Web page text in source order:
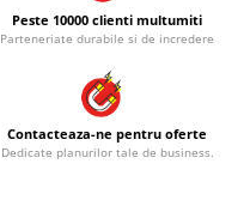
Peste 10000 clienti multumiti
Parteneriate durabile si de incredere
Contacteaza-ne pentru oferte
Dedicate planurilor tale de business.